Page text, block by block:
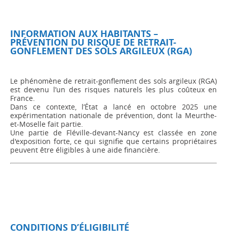
INFORMATION AUX HABITANTS –
PRÉVENTION DU RISQUE DE RETRAIT-
GONFLEMENT DES SOLS ARGILEUX (RGA)
Le phénomène de retrait-gonflement des sols argileux (RGA)
est devenu l’un des risques naturels les plus coûteux en
France.
Dans ce contexte, l’État a lancé en octobre 2025 une
expérimentation nationale de prévention, dont la Meurthe-
et-Moselle fait partie.
Une partie de Fléville-devant-Nancy est classée en zone
d'exposition forte, ce qui signifie que certains propriétaires
peuvent être éligibles à une aide financière.
CONDITIONS D’ÉLIGIBILITÉ